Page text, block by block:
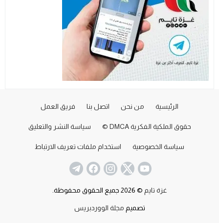
الرئيسية من نحن اتصل بنا فريق العمل
حقوق الملكية الفكرية DMCA © سياسة النشر والتعليق
سياسة الخصوصية استخدام ملفات تعريف الارتباط
غزة تايم © 2026 جميع الحقوق محفوظة.
تصميم مجلة الووردبريس